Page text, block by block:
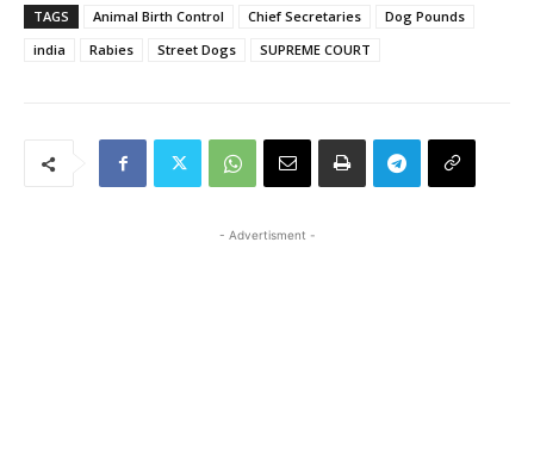
TAGS Animal Birth Control Chief Secretaries
Dog Pounds
india
Rabies Street Dogs SUPREME COURT
- Advertisment -